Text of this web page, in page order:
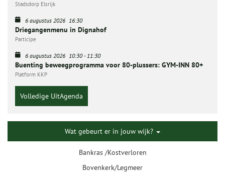
Stadsdorp Elsrijk
6 augustus 2026 16:30
Driegangenmenu in Dignahof
Participe
6 augustus 2026 10:30-11:30
Buenting beweegprogramma voor 80-plussers: GYM-INN 80+
Platform KKP
Volledige UitAgenda
Wat gebeurt er in jouw wijk?
Bankras /Kostverloren
Bovenkerk/Legmeer